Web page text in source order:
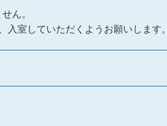
ん。
入室していただくようお願いします。